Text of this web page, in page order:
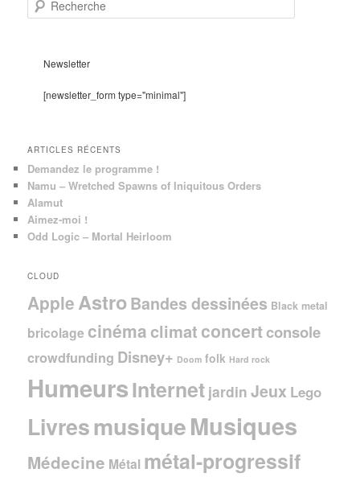
e
Newsletter
[newsletter_form type="minimal"]
ARTICLES RÉCENTS
Demandez le programme !
Namu – Wretched Spawns of Iniquitous Orders
Alamut
Aimez-moi !
Odd Logic – Mortal Heirloom
CLOUD
Apple AstroBandes dessinées Black metal
bricolage cinéma climat concertconsole
crowdfunding Disney+ Doom folk Hard rock
HumeursInternet jardin Jeux Lego
LivresmusiqueMusiques
Médecine Métal métal-progressif